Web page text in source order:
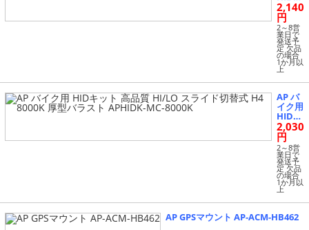
ット
高品質
HI/LO
スライ
ド切替
式 H4
6000K
厚型バ
ラスト
APHI
DK-M
C-6000
K
2,140
円
2～8営
業日で
発送予
定 欠品
の場合
1か月以
上
AP バ
イク用
HIDキ
ット
高品質
HI/LO
スライ
ド切替
式 H4
8000K
厚型バ
ラスト
APHI
DK-M
2,030
円
2～8営
業日で
発送予
定 欠品
の場合
1か月以
上
AP GPSマウント AP-ACM-HB462